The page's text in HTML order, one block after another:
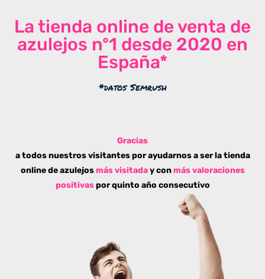
La tienda online de venta de
azulejos nº1 desde 2020 en
España*
*datos Semrush
Gracias
a todos nuestros visitantes por ayudarnos a ser la tienda
online de azulejos más visitaday conmás valoraciones
positivaspor quinto año consecutivo